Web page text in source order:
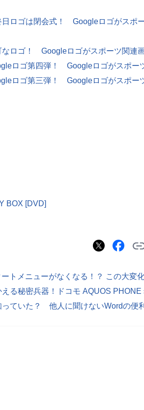
日ロゴは閉会式！ Googleロゴがスポ
なロゴ！ Googleロゴがスポーツ関連
ロゴ第四弾！ Googleロゴがスポー
ロゴ第三弾！ Googleロゴがスポー
BOX [DVD]